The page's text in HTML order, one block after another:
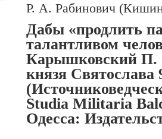
Р. А. Рабинович
Дабы «продлить
талантливом
Карышковский П.
князя Святослава
Studia Militaria
Одесса: